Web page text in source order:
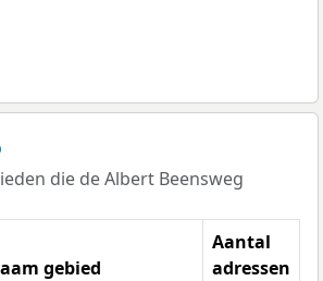
die de Albert Beensweg
gebied
Aantal
adressen